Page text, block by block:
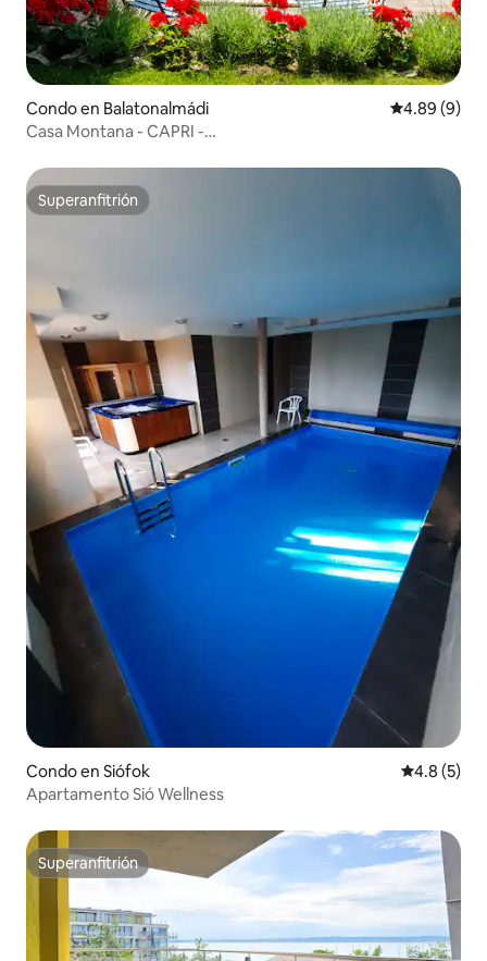
Condo en Balatonalmádi Calificación
4.89 (9)
Casa Montana - CAPRI -
Superanfitrión
Superanfitrión
Condo en Siófok
4.8 (5)
Apartamento Sió Wellness
Superanfitrión
Superanfitrión